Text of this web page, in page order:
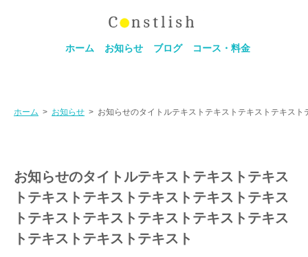
ホーム お知らせ ブログ コース・料金
ホーム > お知らせ > お知らせのタイトルテキストテキストテキストテキス
お知らせのタイトルテキストテキストテキス
トテキストテキストテキストテキストテキス
トテキストテキストテキストテキストテキス
トテキストテキストテキスト